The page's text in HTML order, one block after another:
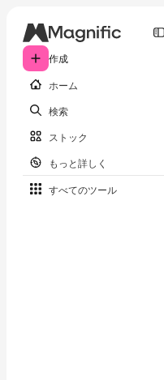
作成
ホーム
検索
ストック
もっと詳しく
すべてのツール